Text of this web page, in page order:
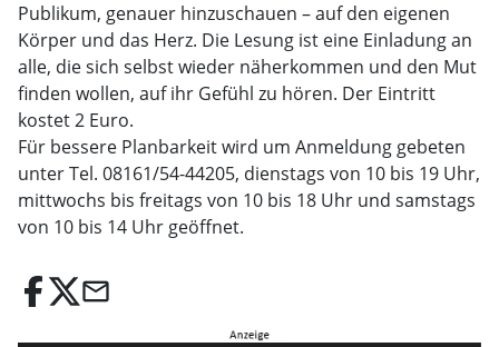
Publikum, genauer hinzuschauen – auf den eigenen
Körper und das Herz. Die Lesung ist eine Einladung an
alle, die sich selbst wieder näherkommen und den Mut
finden wollen, auf ihr Gefühl zu hören. Der Eintritt
kostet 2 Euro.
Für bessere Planbarkeit wird um Anmeldung gebeten
unter Tel. 08161/54-44205, dienstags von 10 bis 19 Uhr,
mittwochs bis freitags von 10 bis 18 Uhr und samstags
von 10 bis 14 Uhr geöffnet.
email